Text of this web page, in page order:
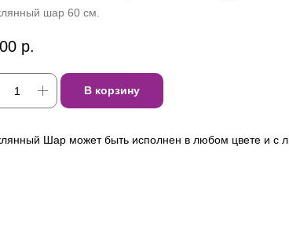
шар 60 см.
р.
В корзину
Шар может быть исполнен в любом цвете и с